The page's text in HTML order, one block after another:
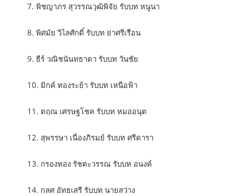
7. พิชญาภร สุวรรณวุฒิพิจัย รับบท หนูนา
8. พิศมัย วิไลศักดิ์ รับบท ย่าศรีเรือน
9. ธีร์ วณิชนันทธาดา รับบท วันชัย
10. มิกค์ ทองระย้า รับบท เหนือฟ้า
11. ตฤณ เศรษฐโชค รับบท หมออนุต
12. สุพรรษา เนื่องภิรมย์ รับบท ศรีดารา
13. กรองทอง รัชตะวรรณ รับบท อนงค์
14. กลศ อัทธเสรี รับบท นายสว่าง